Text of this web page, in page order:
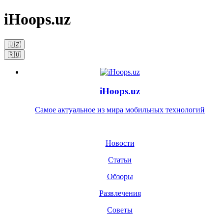
iHoops.uz
🇺🇿
🇷🇺
iHoops.uz
Самое актуальное из мира мобильных технологий
Новости
Статьи
Обзоры
Развлечения
Советы